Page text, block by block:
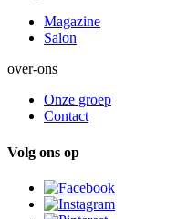
Magazine
Salon
over-ons
Onze groep
Contact
Volg ons op